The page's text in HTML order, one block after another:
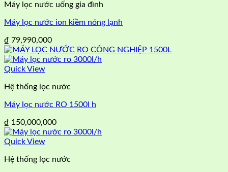
Máy lọc nước uống gia đình
Máy lọc nước ion kiềm nóng lạnh
₫ 79,990,000
Quick View
Hệ thống lọc nước
Máy lọc nước RO 1500l h
₫ 150,000,000
Quick View
Hệ thống lọc nước